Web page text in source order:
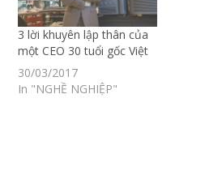
3 lời khuyên lập thân của
một CEO 30 tuổi gốc Việt
30/03/2017
In "NGHỀ NGHIỆP"